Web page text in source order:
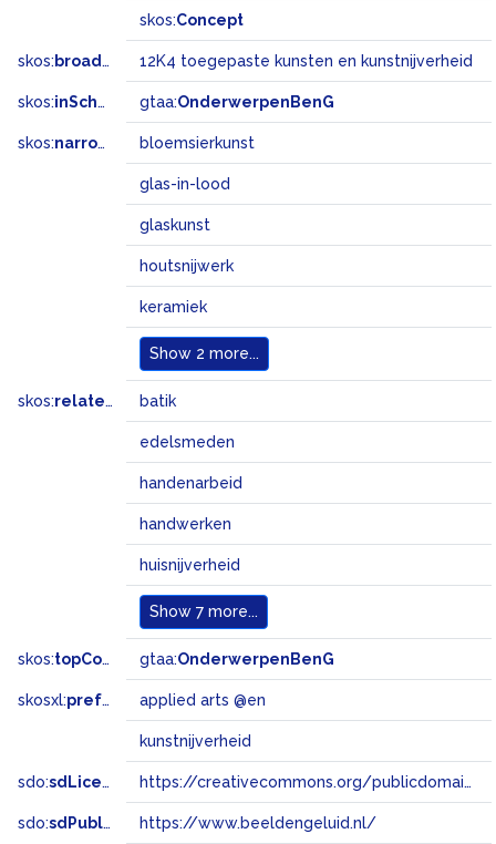
skos:Concept
skos: broadMatch 12K4 toegepaste kunsten en kunstnijverheid
skos:inScheme gtaa:OnderwerpenBenG
skos:narrower bloemsierkunst
glas-in-lood
glaskunst
houtsnijwerk
keramiek
Show 2 more...
skos:related batik
edelsmeden
handenarbeid
handwerken
huisnijverheid
Show 7 more...
skos:topConceptOf gtaa:OnderwerpenBenG
skosxl:prefLabel applied arts @en
kunstnijverheid
sdo:sdLicense https://creativecommons.org/publicdomain/zero/1.0/
sdo:sdPublisher https://www.beeldengeluid.nl/